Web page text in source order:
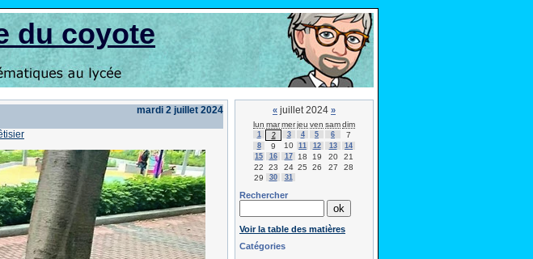
du coyote
mardi 2 juillet 2024 « juillet 2024 »
lun marmerjeu ven samdim
1 2 3 4 5 6 7
8 9 10 11 12 13
14
15
16 17 18 19 20
21
22
23 24 25 26 27
28
29
30 31
Rechercher
Voir la table des matières
Catégories